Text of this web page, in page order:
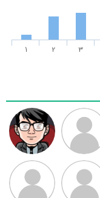
1 2 3
ابتین
سید محمد
موسوی